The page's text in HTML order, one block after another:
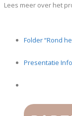
Lees meer over het
Folder “Rond
Presentatie